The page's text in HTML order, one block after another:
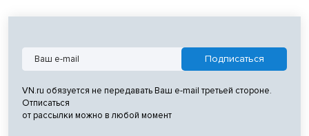
VN.ru обязуется не передавать Ваш e-mail третьей стороне.
Отписаться
от рассылки можно в любой момент